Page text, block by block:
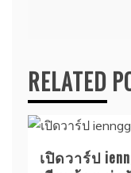
RELATED
เปิดวาร์ป